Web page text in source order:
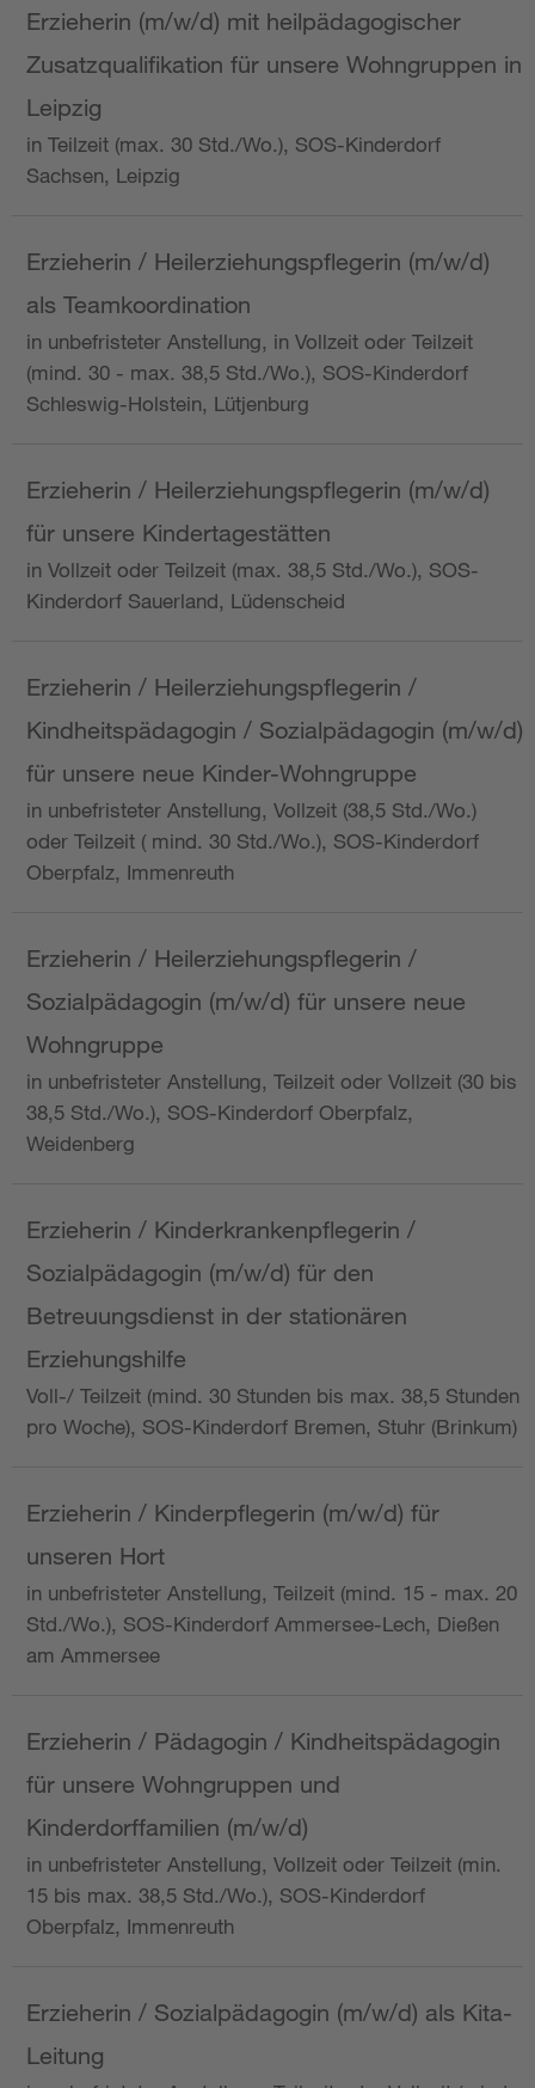
Erzieherin (m/w/d) mit heilpädagogischer
Zusatzqualifikation für unsere Wohngruppen in
Leipzig
in Teilzeit (max. 30 Std./Wo.), SOS-Kinderdorf
Sachsen, Leipzig
Erzieherin / Heilerziehungspflegerin (m/w/d)
als Teamkoordination
in unbefristeter Anstellung, in Vollzeit oder Teilzeit
(mind. 30 - max. 38,5 Std./Wo.), SOS-Kinderdorf
Schleswig-Holstein, Lütjenburg
Erzieherin / Heilerziehungspflegerin (m/w/d)
für unsere Kindertagestätten
in Vollzeit oder Teilzeit (max. 38,5 Std./Wo.), SOS-
Kinderdorf Sauerland, Lüdenscheid
Erzieherin / Heilerziehungspflegerin /
Kindheitspädagogin / Sozialpädagogin (m/w/d)
für unsere neue Kinder-Wohngruppe
in unbefristeter Anstellung, Vollzeit (38,5 Std./Wo.)
oder Teilzeit ( mind. 30 Std./Wo.), SOS-Kinderdorf
Oberpfalz, Immenreuth
Erzieherin / Heilerziehungspflegerin /
Sozialpädagogin (m/w/d) für unsere neue
Wohngruppe
in unbefristeter Anstellung, Teilzeit oder Vollzeit (30 bis
38,5 Std./Wo.), SOS-Kinderdorf Oberpfalz,
Weidenberg
Erzieherin / Kinderkrankenpflegerin /
Sozialpädagogin (m/w/d) für den
Betreuungsdienst in der stationären
Erziehungshilfe
Voll-/ Teilzeit (mind. 30 Stunden bis max. 38,5 Stunden
pro Woche), SOS-Kinderdorf Bremen, Stuhr (Brinkum)
Erzieherin / Kinderpflegerin (m/w/d) für
unseren Hort
in unbefristeter Anstellung, Teilzeit (mind. 15 - max. 20
Std./Wo.), SOS-Kinderdorf Ammersee-Lech, Dießen
am Ammersee
Erzieherin / Pädagogin / Kindheitspädagogin
für unsere Wohngruppen und
Kinderdorffamilien (m/w/d)
in unbefristeter Anstellung, Vollzeit oder Teilzeit (min.
15 bis max. 38,5 Std./Wo.), SOS-Kinderdorf
Oberpfalz, Immenreuth
Erzieherin / Sozialpädagogin (m/w/d) als Kita-
Leitung